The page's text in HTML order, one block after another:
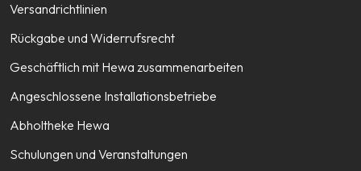
Versandrichtlinien
Rückgabe und Widerrufsrecht
Geschäftlich mit Hewa zusammenarbeiten
Angeschlossene Installationsbetriebe
Abholtheke Hewa
Schulungen und Veranstaltungen